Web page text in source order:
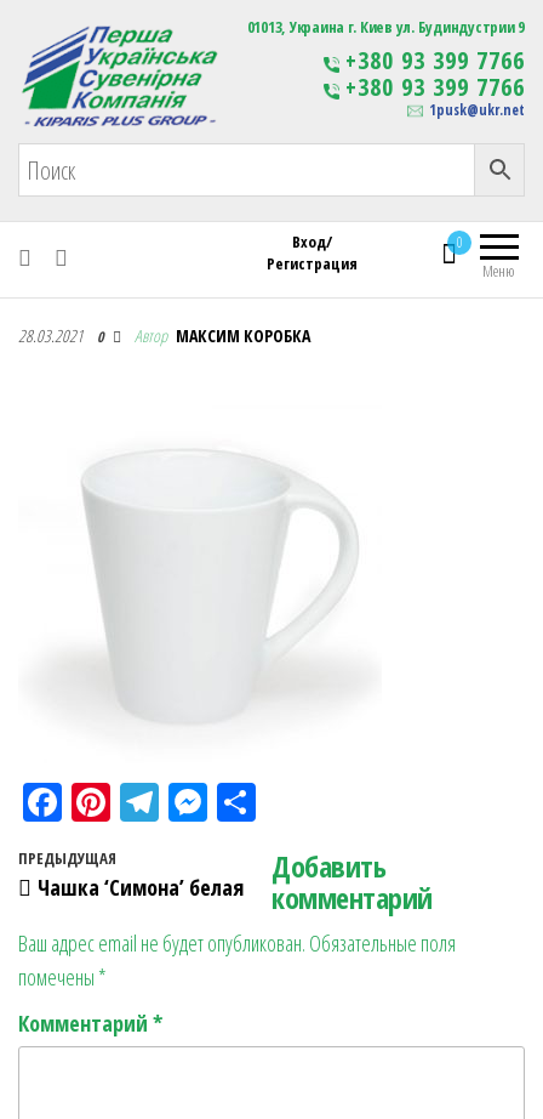
Первая Украинская Сувенирная Компания Изготовление
сувенирной продукции
с логотипом
01013, Украина г. Киев ул. Будиндустрии 9
+380 93 399 7766
+380 93 399 7766
1pusk@ukr.net
Меню
0
Вход/
Регистрация
Первая Украинская Сувенирная Компания
28.03.2021 0 Автор МАКСИМ КОРОБКА
Fa
ce
bo
Pi
nt
er
t
Te
gr
m
M
se
ge
ра
в
ит
Навигация по записям
Предыдущая запись
ПРЕДЫДУЩАЯ
Чашка ‘Симона’ белая
Добавить
комментарий
Ваш адрес email не будет опубликован. Обязательные поля
помечены *
Комментарий *